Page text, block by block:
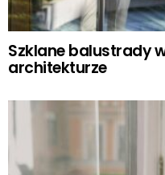
Szklane balustrady
architekturze